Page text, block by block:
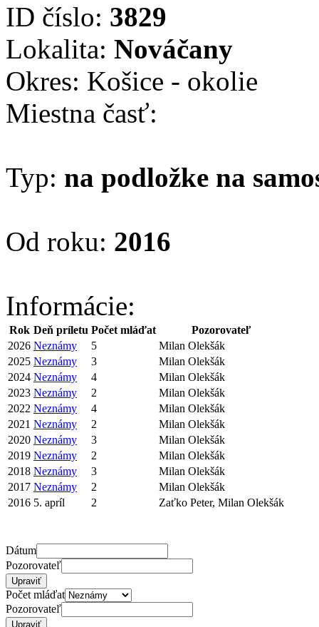
ID číslo: 3829
Lokalita: Nováčany
Okres: Košice - okolie
Miestna časť:
Typ: na podložke na
Od roku: 2016
Informácie:
Rok Deň príletu Počet mláďat
Pozorovateľ
2026 Neznámy 5
Milan Olekšák
2025 Neznámy 3
Milan Olekšák
2024 Neznámy 4
Milan Olekšák
2023 Neznámy 2
Milan Olekšák
2022 Neznámy 4
Milan Olekšák
2021 Neznámy 2
Milan Olekšák
2020 Neznámy 3
Milan Olekšák
2019 Neznámy 2
Milan Olekšák
2018 Neznámy 3
Milan Olekšák
2017 Neznámy 2
Milan Olekšák
2016 5. apríl 2 Zaťko Peter, Milan Olekšák
Dátum
Pozorovateľ
Počet mláďat
Pozorovateľ